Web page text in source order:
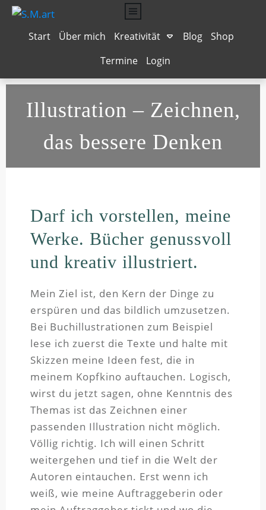
Start Über mich Kreativität Blog
Shop
Termine
Login
Illustration – Zeichnen,
das bessere Denken
Darf ich vorstellen, meine
Werke. Bücher genussvoll
und kreativ illustriert.
Mein Ziel ist, den Kern der Dinge zu
erspüren und das bildlich umzusetzen.
Bei Buchillustrationen zum Beispiel
lese ich zuerst die Texte und halte mit
Skizzen meine Ideen fest, die in
meinem Kopfkino auftauchen. Logisch,
wirst du jetzt sagen, ohne Kenntnis des
Themas ist das Zeichnen einer
passenden Illustration nicht möglich.
Völlig richtig. Ich will einen Schritt
weitergehen und tief in die Welt der
Autoren eintauchen. Erst wenn ich
weiß, wie meine Auftraggeberin oder